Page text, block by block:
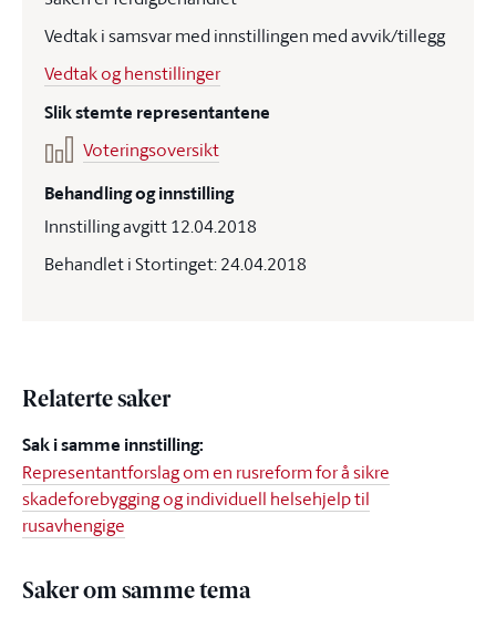
Vedtak i samsvar med innstillingen med avvik/tillegg
Vedtak og henstillinger
Slik stemte representantene
Voteringsoversikt
Behandling og innstilling
Innstilling avgitt 12.04.2018
Behandlet i Stortinget: 24.04.2018
Relaterte saker
Sak i samme innstilling:
Representantforslag om en rusreform for å sikre
skadeforebygging og individuell helsehjelp til
rusavhengige
Saker om samme tema